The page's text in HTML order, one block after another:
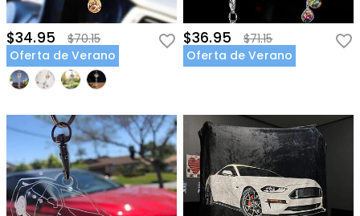
$34.95
$70.15
Oferta de Verano
$36.95
$71.15
Oferta de Verano